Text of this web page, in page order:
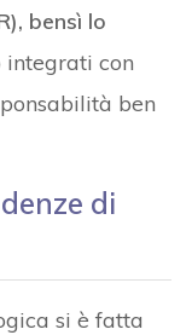
bensì lo
integrati con
ben
di
si è fatta